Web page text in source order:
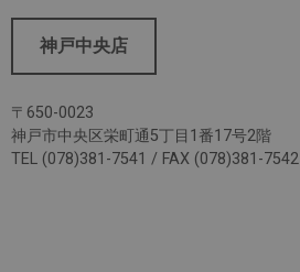
神戸中央店
〒650-0023
神戸市中央区栄町通5丁目1番17号2階
TEL (078)381-7541 / FAX (078)381-7542